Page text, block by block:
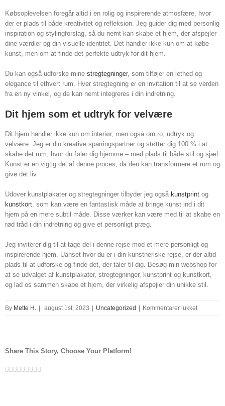
Købsoplevelsen foregår altid i en rolig og inspirerende atmosfære, hvor
der er plads til både kreativitet og refleksion. Jeg guider dig med personlig
inspiration og stylingforslag, så du nemt kan skabe et hjem, der afspejler
dine værdier og din visuelle identitet. Det handler ikke kun om at købe
kunst, men om at finde det perfekte udtryk for dit hjem.
Du kan også udforske mine stregtegninger, som tilføjer en lethed og
elegance til ethvert rum. Hver stregtegning er en invitation til at se verden
fra en ny vinkel, og de kan nemt integreres i din indretning.
Dit hjem som et udtryk for velvære
Dit hjem handler ikke kun om interiør, men også om ro, udtryk og
velvære. Jeg er din kreative sparringspartner og støtter dig 100 % i at
skabe det rum, hvor du føler dig hjemme – med plads til både stil og sjæl.
Kunst er en vigtig del af denne proces, da den kan transformere et rum og
give det liv.
Udover kunstplakater og stregtegninger tilbyder jeg også kunstprint og
kunstkort, som kan være en fantastisk måde at bringe kunst ind i dit
hjem på en mere subtil måde. Disse værker kan være med til at skabe en
rød tråd i din indretning og give et personligt præg.
Jeg inviterer dig til at tage del i denne rejse mod et mere personligt og
inspirerende hjem. Uanset hvor du er i din kunstneriske rejse, er der altid
plads til at udforske og finde det, der taler til dig. Besøg min webshop for
at se udvalget af kunstplakater, stregtegninger, kunstprint og kunstkort,
og lad os sammen skabe et hjem, der virkelig afspejler din unikke stil.
By Mette H. august 1st, 2023 Uncategorized Kommentarer lukkettil
peter
Share This Story, Choose Your Platform!
Facebook
Twitter
Linkedin
Reddit
Tumblr
Google+
Pinterest
Vk